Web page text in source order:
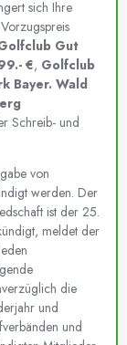
sich Ihre
Gut
€, Golfclub
Bayer. Wald
Schreib- und
von
werden. Der
ist der 25.
meldet der
die
und
und